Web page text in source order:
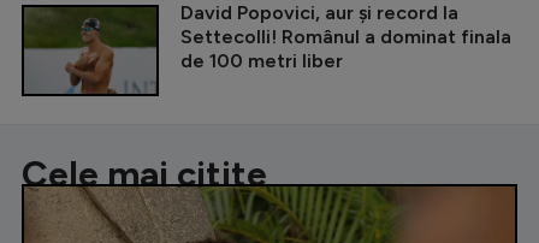
David Popovici, aur și record la
Settecolli! Românul a dominat finala
de 100 metri liber
Cele mai citite